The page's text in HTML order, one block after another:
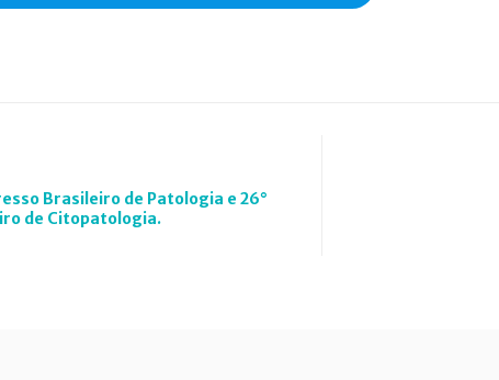
Brasileiro de Patologia e 26°
de Citopatologia.